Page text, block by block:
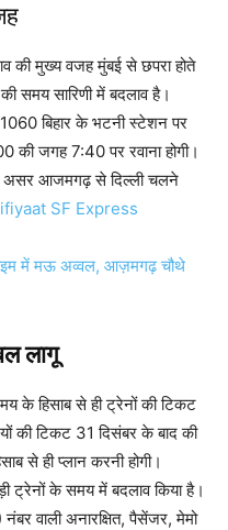
की मुख्य वजह मुंबई से छपरा होते
समय सारिणी में बदलाव है।
बिहार के भटनी स्टेशन पर
जगह 7:40 पर रवाना होगी।
असर आजमगढ़ से दिल्ली चलने
SF Express
में मऊ अव्वल, आज़मगढ़ चौथे
लागू
के हिसाब से ही ट्रेनों की टिकट
की टिकट 31 दिसंबर के बाद की
से ही प्लान करनी होगी।
ट्रेनों के समय में बदलाव किया है।
वाली अनारक्षित, पैसेंजर, मेमो